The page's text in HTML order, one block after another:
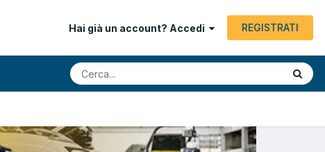
Hai già un account? Accedi REGISTRATI